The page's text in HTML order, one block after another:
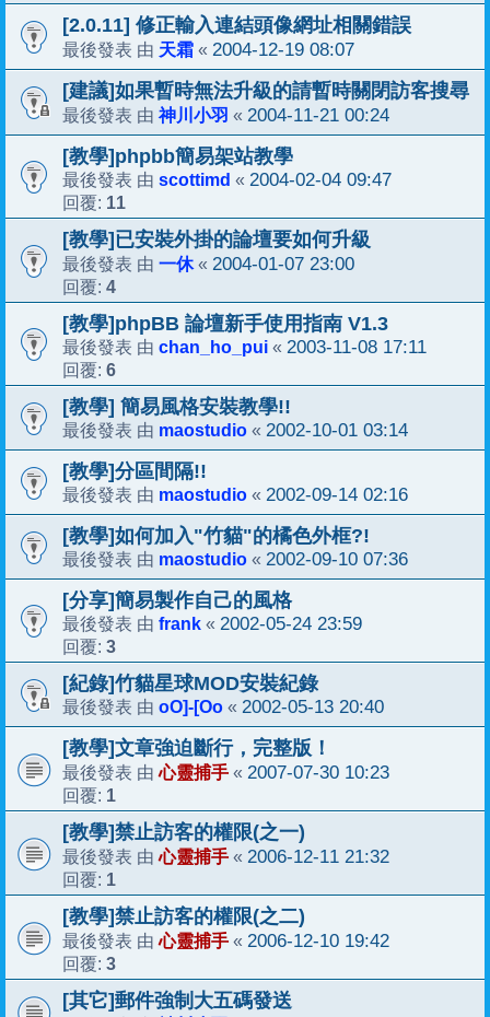
[2.0.11] 修正輸入連結頭像網址相關錯誤
最後發表 由 天霜 « 2004-12-19 08:07
[建議]如果暫時無法升級的請暫時關閉訪客搜尋
最後發表 由 神川小羽 « 2004-11-21 00:24
[教學]phpbb簡易架站教學
最後發表 由 scottimd « 2004-02-04 09:47
回覆: 11
[教學]已安裝外掛的論壇要如何升級
最後發表 由 一休« 2004-01-07 23:00
回覆: 4
[教學]phpBB 論壇新手使用指南 V1.3
最後發表 由 chan_ho_pui « 2003-11-08 17:11
回覆: 6
[教學] 簡易風格安裝教學!!
最後發表 由 maostudio « 2002-10-01 03:14
[教學]分區間隔!!
最後發表 由 maostudio « 2002-09-14 02:16
[教學]如何加入"竹貓"的橘色外框?!
最後發表 由 maostudio « 2002-09-10 07:36
[分享]簡易製作自己的風格
最後發表 由 frank « 2002-05-24 23:59
回覆: 3
[紀錄]竹貓星球MOD安裝紀錄
最後發表 由 oO]-[Oo « 2002-05-13 20:40
[教學]文章強迫斷行，完整版！
最後發表 由心靈捕手 « 2007-07-30 10:23
回覆: 1
[教學]禁止訪客的權限(之一)
最後發表 由心靈捕手 « 2006-12-11 21:32
回覆: 1
[教學]禁止訪客的權限(之二)
最後發表 由心靈捕手 « 2006-12-10 19:42
回覆: 3
[其它]郵件強制大五碼發送